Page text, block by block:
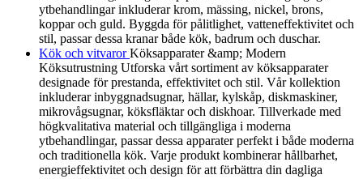
ytbehandlingar inkluderar krom, mässing, nickel, brons,
koppar och guld. Byggda för pålitlighet, vatteneffektivitet och
stil, passar dessa kranar både kök, badrum och duschar.
Kök och vitvarorKöksapparater &amp; Modern
Köksutrustning Utforska vårt sortiment av köksapparater
designade för prestanda, effektivitet och stil. Vår kollektion
inkluderar inbyggnadsugnar, hällar, kylskåp, diskmaskiner,
mikrovågsugnar, köksfläktar och diskhoar. Tillverkade med
högkvalitativa material och tillgängliga i moderna
ytbehandlingar, passar dessa apparater perfekt i både moderna
och traditionella kök. Varje produkt kombinerar hållbarhet,
energieffektivitet och design för att förbättra din dagliga